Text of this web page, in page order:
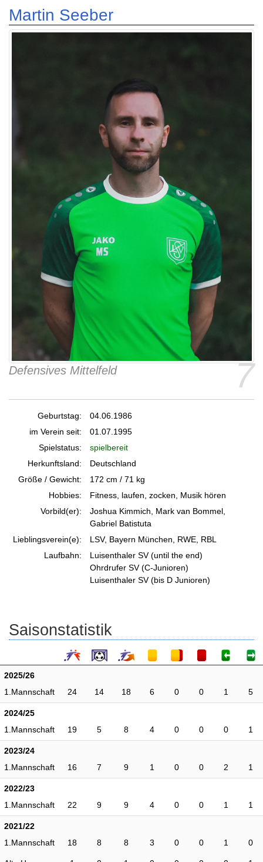
Martin Seeber
7
Defensives Mittelfeld
Geburtstag:
04.06.1986
im Verein seit:
01.07.1995
Spielstatus:
spielbereit
Herkunftsland:
Deutschland
Größe / Gewicht:
172 cm / 71 kg
Hobbies:
Fitness, laufen, zocken, Musik hören
Vorbild(er):
Joshua Kimmich, Mark van Bommel,
Gabriel Batistuta
Lieblingsverein(e):
LSV, Bayern München, RWE, RBL
Laufbahn:
Luisenthaler SV (until the end)
Ohrdrufer SV (C-Junioren)
Luisenthaler SV (bis D Junioren)
Saisonstatistik
2025/26
1.Mannschaft
24 14 18 6 0 0 1 5
2024/25
1.Mannschaft
19 5 8 4 0 0 0 1
2023/24
1.Mannschaft
16 7 9 1 0 0 2 1
2022/23
1.Mannschaft
22 9 9 4 0 0 1 1
2021/22
1.Mannschaft
18 8 8 3 0 0 1 0